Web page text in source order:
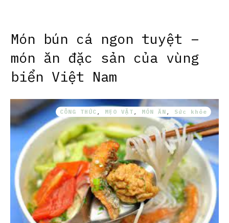
Món bún cá ngon tuyệt –
món ăn đặc sản của vùng
biển Việt Nam
CÔNG THỨC MẸO VẶT MÓN ĂN Sức khỏe